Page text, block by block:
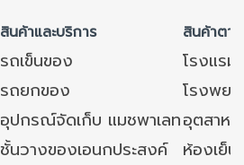
สินค้าและบริการ สินค้าตา
รถเข็นของ
โรงแร
รถยกของ
โรงพย
อุปกรณ์จัดเก็บ แมชพาเลทอุตสาหก
ชั้นวางของเอนกประสงค์
ห้องเย็